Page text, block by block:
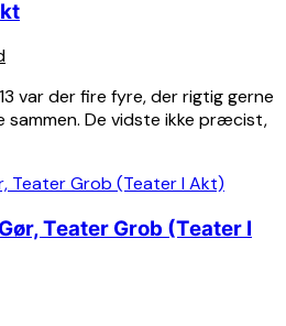
var der fire fyre, der rigtig gerne
sammen. De vidste ikke præcist,
Teater Grob (Teater I